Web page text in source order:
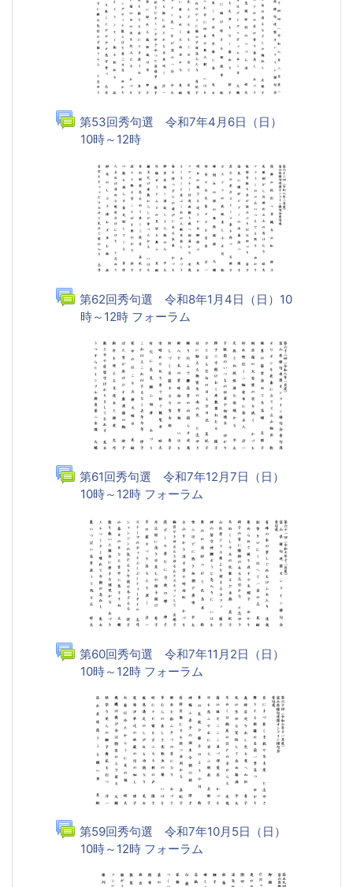
第53回秀句選 令和7年4月6日（日）
10時～12時フォーラム
第62回秀句選 令和8年1月4日（日）10
時～12時 フォーラム
第61回秀句選 令和7年12月7日（日）
10時～12時 フォーラム
第60回秀句選 令和7年11月2日（日）
10時～12時 フォーラム
第59回秀句選 令和7年10月5日（日）
10時～12時 フォーラム